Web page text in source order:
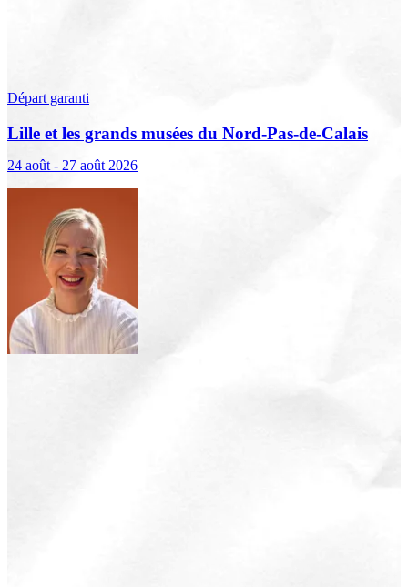
Départ garanti
Lille et les grands musées du Nord-Pas-de-Calais
24 août - 27 août 2026